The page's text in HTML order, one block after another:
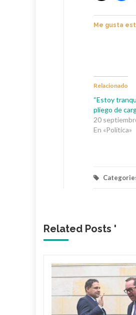
Me gusta
Relacionado
“Estoy
pliego de
20
En «Política»
Related Posts '